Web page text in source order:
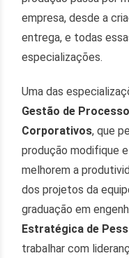
empresa, desde a
entrega, e todas
especializações.
Uma das
Gestão de
Corporativos, que
produção modifique
melhorem a
dos projetos da
graduação em
Estratégica de
trabalhar com